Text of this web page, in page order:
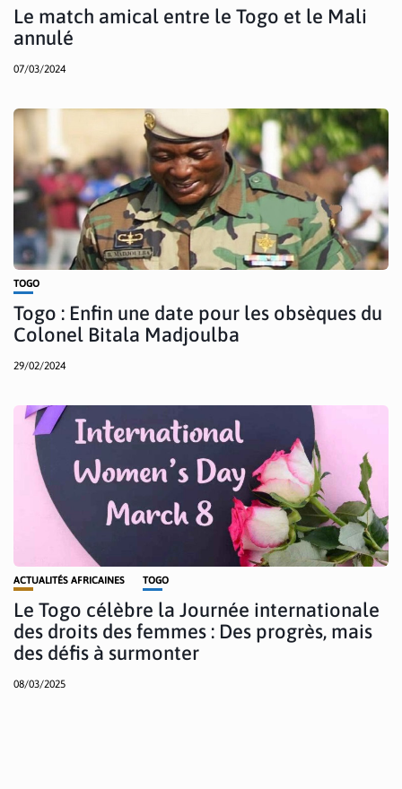
Le match amical entre le Togo et le Mali
annulé
07/03/2024
TOGO
Togo : Enfin une date pour les obsèques du
Colonel Bitala Madjoulba
29/02/2024
ACTUALITÉS AFRICAINES TOGO
Le Togo célèbre la Journée internationale
des droits des femmes : Des progrès, mais
des défis à surmonter
08/03/2025